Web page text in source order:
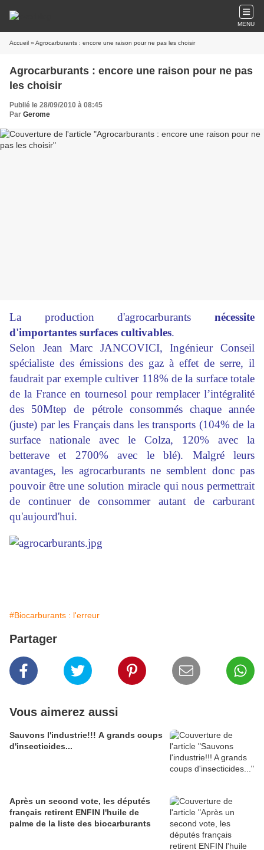
MENU
Accueil » Agrocarburants : encore une raison pour ne pas les choisir
Agrocarburants : encore une raison pour ne pas
les choisir
Publié le 28/09/2010 à 08:45
Par Gerome
La production d'agrocarburants nécessite
d'importantes surfaces cultivables.
Selon Jean Marc JANCOVICI, Ingénieur Conseil
spécialiste des émissions des gaz à effet de serre, il
faudrait par exemple cultiver 118% de la surface totale
de la France en tournesol pour remplacer l’intégralité
des 50Mtep de pétrole consommés chaque année
(juste) par les Français dans les transports (104% de la
surface nationale avec le Colza, 120% avec la
betterave et 2700% avec le blé). Malgré leurs
avantages, les agrocarburants ne semblent donc pas
pouvoir être une solution miracle qui nous permettrait
de continuer de consommer autant de carburant
qu'aujourd'hui.
#Biocarburants : l'erreur
Partager
Vous aimerez aussi
Sauvons l'industrie!!! A grands coups
d'insecticides...
Après un second vote, les députés
français retirent ENFIN l'huile de
palme de la liste des biocarburants